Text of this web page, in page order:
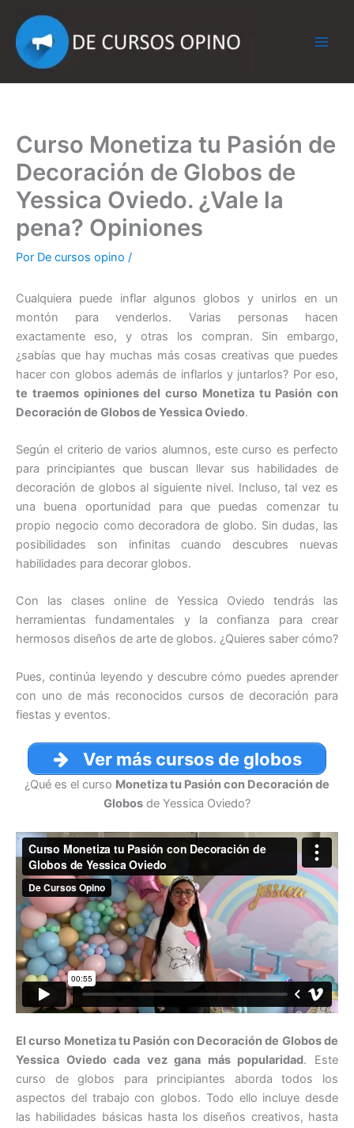
contenido
Curso Monetiza tu Pasión de
Decoración de Globos de
Yessica Oviedo. ¿Vale la
pena? Opiniones
Por De cursos opino /
Cualquiera puede inflar algunos globos y unirlos en un
montón para venderlos. Varias personas hacen
exactamente eso, y otras los compran. Sin embargo,
¿sabías que hay muchas más cosas creativas que puedes
hacer con globos además de inflarlos y juntarlos? Por eso,
te traemos opiniones del curso Monetiza tu Pasión con
Decoración de Globos de Yessica Oviedo.
Según el criterio de varios alumnos, este curso es perfecto
para principiantes que buscan llevar sus habilidades de
decoración de globos al siguiente nivel. Incluso, tal vez es
una buena oportunidad para que puedas comenzar tu
propio negocio como decoradora de globo. Sin dudas, las
posibilidades son infinitas cuando descubres nuevas
habilidades para decorar globos.
Con las clases online de Yessica Oviedo tendrás las
herramientas fundamentales y la confianza para crear
hermosos diseños de arte de globos. ¿Quieres saber cómo?
Pues, continúa leyendo y descubre cómo puedes aprender
con uno de más reconocidos cursos de decoración para
fiestas y eventos.
Ver más cursos de globos
¿Qué es el curso Monetiza tu Pasión con Decoración de
Globos de Yessica Oviedo?
El curso Monetiza tu Pasión con Decoración de Globos de
Yessica Oviedo cada vez gana más popularidad. Este
curso de globos para principiantes aborda todos los
aspectos del trabajo con globos. Todo ello incluye desde
las habilidades básicas hasta los diseños creativos, hasta